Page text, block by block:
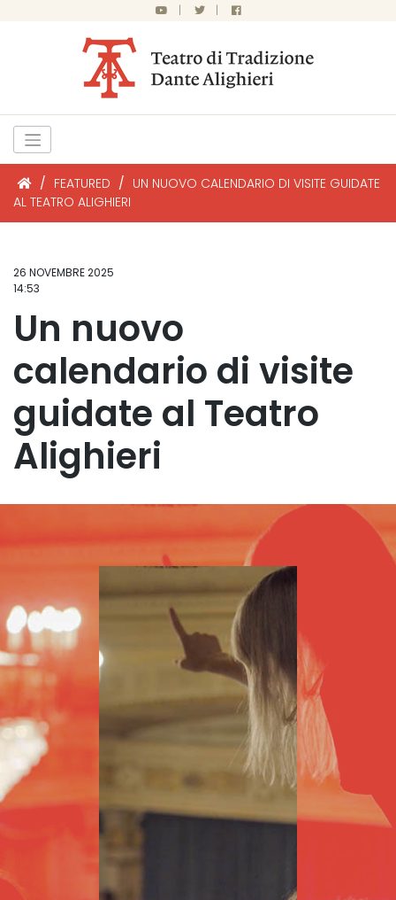
| |
/ FEATURED / UN NUOVO CALENDARIO DI VISITE GUIDATE
AL TEATRO ALIGHIERI
26 NOVEMBRE 2025
14:53
Un nuovo
calendario di visite
guidate al Teatro
Alighieri